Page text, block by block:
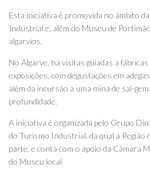
Esta iniciativa é promovida no âmbito
Industrial e, além do Museu de
algarvios.
No Algarve, há visitas guiadas a
exposições, com degustações em
além da incursão a uma mina de sal-
profundidade.
A iniciativa é organizada pelo Grupo
do Turismo Industrial, da qual a Região
parte, e conta com o apoio da Câmara
do Museu local.